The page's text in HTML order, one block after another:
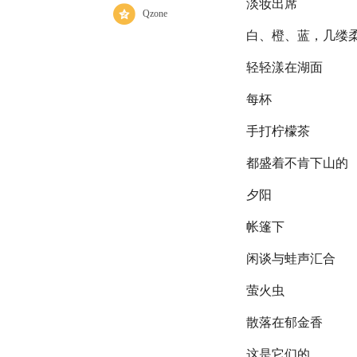
Qzone
淡妆出席
白、橙、蓝，几缕
轻轻漾在湖面
每杯
手打柠檬茶
都盛着不肯下山的
夕阳
帐篷下
闲谈与蛙声汇合
萤火虫
散落在郁金香
这是它们的